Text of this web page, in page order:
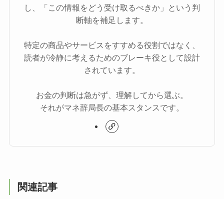
し、「この情報をどう受け取るべきか」という判
断軸を補足します。
特定の商品やサービスをすすめる役割ではなく、
読者が冷静に考えるためのブレーキ役として設計
されています。
お金の判断は急がず、理解してから選ぶ。
それがマネ辞局長の基本スタンスです。
関連記事